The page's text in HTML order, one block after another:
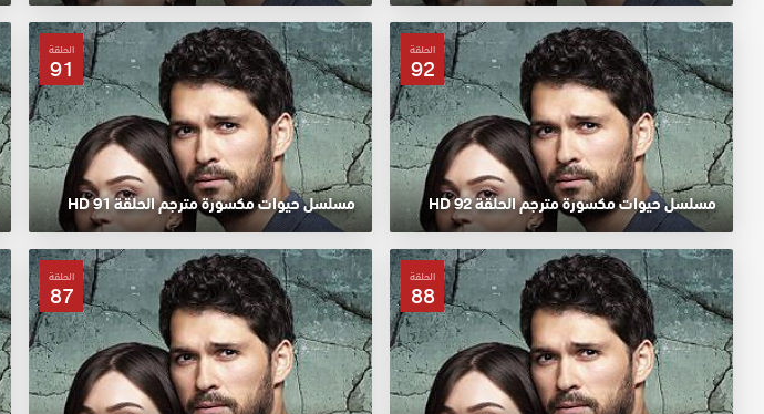
الحلقة
92
مسلسل حيوات مكسورة مترجم الحلقة 92 HD
الحلقة
91
مسلسل حيوات مكسورة مترجم الحلقة 91 HD
الحلقة
88
الحلقة
87